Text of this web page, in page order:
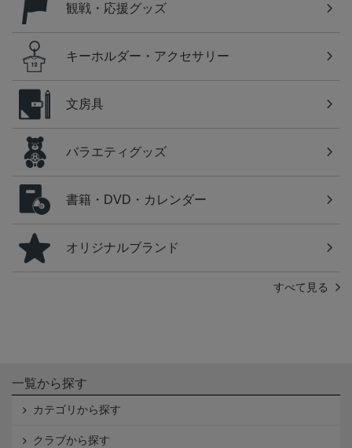
観戦・応援グッズ
キーホルダー・アクセサリー
文房具
バラエティグッズ
書籍・DVD・カレンダー
オリジナルブランド
すべて見る
一覧から探す
カテゴリから探す
クラブから探す